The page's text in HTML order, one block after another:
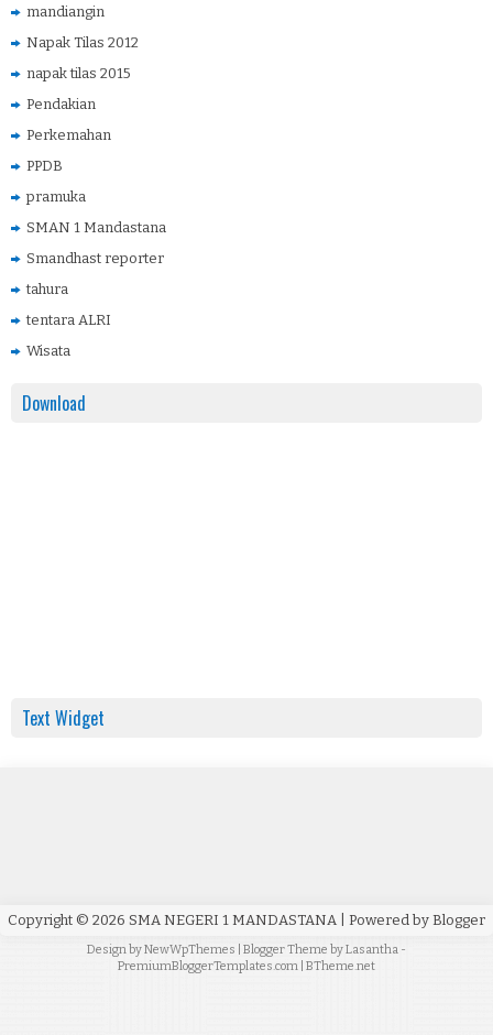
mandiangin
Napak Tilas 2012
napak tilas 2015
Pendakian
Perkemahan
PPDB
pramuka
SMAN 1 Mandastana
Smandhast reporter
tahura
tentara ALRI
Wisata
Download
Text Widget
Copyright © 2026 SMA NEGERI 1 MANDASTANA | Powered by Blogger
Design byNewWpThemes | Blogger Theme byLasantha -
PremiumBloggerTemplates.com BTheme.net